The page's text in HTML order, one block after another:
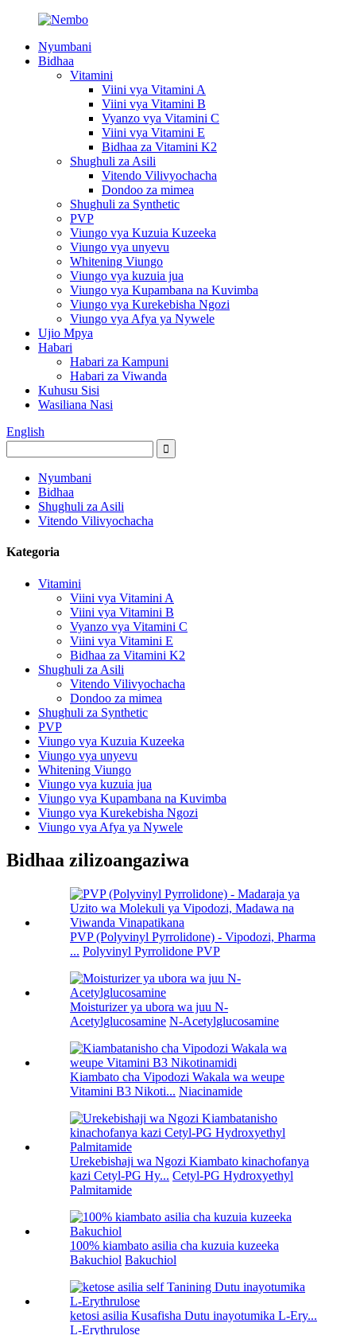
Nyumbani
Bidhaa
Vitamini
Viini vya Vitamini A
Viini vya Vitamini B
Vyanzo vya Vitamini C
Viini vya Vitamini E
Bidhaa za Vitamini K2
Shughuli za Asili
Vitendo Vilivyochacha
Dondoo za mimea
Shughuli za Synthetic
PVP
Viungo vya Kuzuia Kuzeeka
Viungo vya unyevu
Whitening Viungo
Viungo vya kuzuia jua
Viungo vya Kupambana na Kuvimba
Viungo vya Kurekebisha Ngozi
Viungo vya Afya ya Nywele
Ujio Mpya
Habari
Habari za Kampuni
Habari za Viwanda
Kuhusu Sisi
Wasiliana Nasi
English
Nyumbani
Bidhaa
Shughuli za Asili
Vitendo Vilivyochacha
Kategoria
Vitamini
Viini vya Vitamini A
Viini vya Vitamini B
Vyanzo vya Vitamini C
Viini vya Vitamini E
Bidhaa za Vitamini K2
Shughuli za Asili
Vitendo Vilivyochacha
Dondoo za mimea
Shughuli za Synthetic
PVP
Viungo vya Kuzuia Kuzeeka
Viungo vya unyevu
Whitening Viungo
Viungo vya kuzuia jua
Viungo vya Kupambana na Kuvimba
Viungo vya Kurekebisha Ngozi
Viungo vya Afya ya Nywele
Bidhaa zilizoangaziwa
PVP (Polyvinyl Pyrrolidone) - Vipodozi, Pharma
... Polyvinyl Pyrrolidone PVP
Moisturizer ya ubora wa juu N-
Acetylglucosamine N-Acetylglucosamine
Kiambato cha Vipodozi Wakala wa weupe
Vitamini B3 Nikoti... Niacinamide
Urekebishaji wa Ngozi Kiambato kinachofanya
kazi Cetyl-PG Hy... Cetyl-PG Hydroxyethyl
Palmitamide
100% kiambato asilia cha kuzuia kuzeeka
Bakuchiol Bakuchiol
ketosi asilia Kusafisha Dutu inayotumika L-Ery...
L-Erythrulose